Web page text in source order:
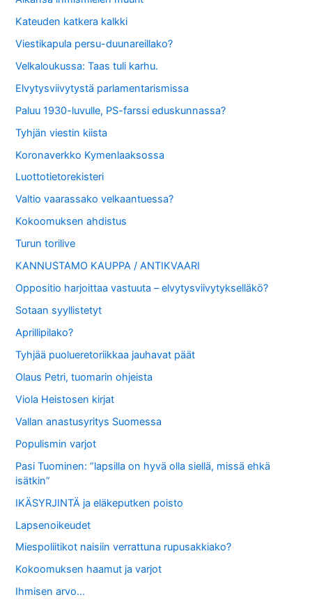
Kateuden katkera kalkki
Viestikapula persu-duunareillako?
Velkaloukussa: Taas tuli karhu.
Elvytysviivytystä parlamentarismissa
Paluu 1930-luvulle, PS-farssi eduskunnassa?
Tyhjän viestin kiista
Koronaverkko Kymenlaaksossa
Luottotietorekisteri
Valtio vaarassako velkaantuessa?
Kokoomuksen ahdistus
Turun torilive
KANNUSTAMO KAUPPA / ANTIKVAARI
Oppositio harjoittaa vastuuta – elvytysviivytykselläkö?
Sotaan syyllistetyt
Aprillipilako?
Tyhjää puolueretoriikkaa jauhavat päät
Olaus Petri, tuomarin ohjeista
Viola Heistosen kirjat
Vallan anastusyritys Suomessa
Populismin varjot
Pasi Tuominen: ”lapsilla on hyvä olla siellä, missä ehkä
isätkin”
IKÄSYRJINTÄ ja eläkeputken poisto
Lapsenoikeudet
Miespoliitikot naisiin verrattuna rupusakkiako?
Kokoomuksen haamut ja varjot
Ihmisen arvo…